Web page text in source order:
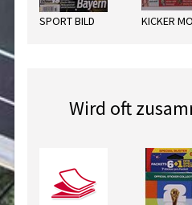
SPORT BILD
Wird oft